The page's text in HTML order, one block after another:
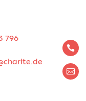
796

